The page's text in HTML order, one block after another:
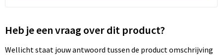
Heb je een vraag over dit product?
Wellicht staat jouw antwoord tussen de product omschrijving